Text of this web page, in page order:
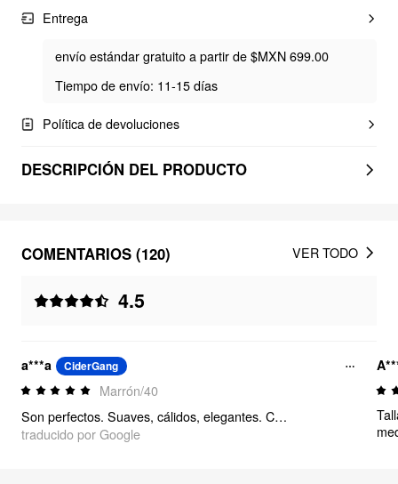
Entrega
envío estándar gratuito a partir de $MXN 699.00
Tiempo de envío: 11-15 días
Política de devoluciones
DESCRIPCIÓN DEL PRODUCTO
COMENTARIOS (120)
4.5
VER TODO
a***a CiderGang
Marrón/40
Son perfectos. Suaves, cálidos, elegantes. Color adecuado. Mi pie mide 25 cm y me quedan perfectos.
traducido por Google